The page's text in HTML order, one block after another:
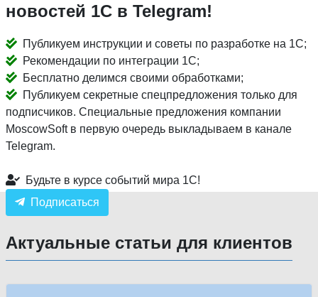
новостей 1С в Telegram!
Публикуем инструкции и советы по разработке на 1С;
Рекомендации по интеграции 1С;
Бесплатно делимся своими обработками;
Публикуем секретные спецпредложения только для
подписчиков. Специальные предложения компании
MoscowSoft в первую очередь выкладываем в канале
Telegram.
Будьте в курсе событий мира 1С!
Подписаться
Актуальные статьи для клиентов